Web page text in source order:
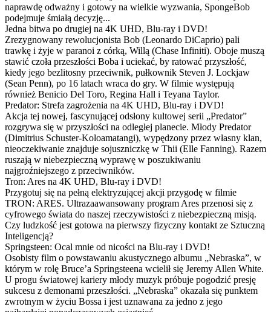
naprawdę odważny i gotowy na wielkie wyzwania, SpongeBob
podejmuje śmiałą decyzję...
Jedna bitwa po drugiej na 4K UHD, Blu-ray i DVD!
Zrezygnowany rewolucjonista Bob (Leonardo DiCaprio) pali
trawkę i żyje w paranoi z córką, Willą (Chase Infiniti). Oboje muszą
stawić czoła przeszłości Boba i uciekać, by ratować przyszłość,
kiedy jego bezlitosny przeciwnik, pułkownik Steven J. Lockjaw
(Sean Penn), po 16 latach wraca do gry. W filmie występują
również Benicio Del Toro, Regina Hall i Teyana Taylor.
Predator: Strefa zagrożenia na 4K UHD, Blu-ray i DVD!
Akcja tej nowej, fascynującej odsłony kultowej serii „Predator”
rozgrywa się w przyszłości na odległej planecie. Młody Predator
(Dimitrius Schuster-Koloamatangi), wypędzony przez własny klan,
nieoczekiwanie znajduje sojuszniczkę w Thii (Elle Fanning). Razem
ruszają w niebezpieczną wyprawę w poszukiwaniu
najgroźniejszego z przeciwników.
Tron: Ares na 4K UHD, Blu-ray i DVD!
Przygotuj się na pełną elektryzującej akcji przygodę w filmie
TRON: ARES. Ultrazaawansowany program Ares przenosi się z
cyfrowego świata do naszej rzeczywistości z niebezpieczną misją.
Czy ludzkość jest gotowa na pierwszy fizyczny kontakt ze Sztuczną
Inteligencją?
Springsteen: Ocal mnie od nicości na Blu-ray i DVD!
Osobisty film o powstawaniu akustycznego albumu „Nebraska”, w
którym w rolę Bruce’a Springsteena wcielił się Jeremy Allen White.
U progu światowej kariery młody muzyk próbuje pogodzić presję
sukcesu z demonami przeszłości. „Nebraska” okazała się punktem
zwrotnym w życiu Bossa i jest uznawana za jedno z jego